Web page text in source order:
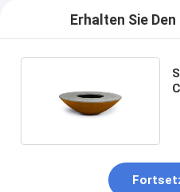
Erhalten Sie